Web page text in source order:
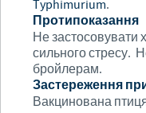
Typhimurium.
Протипоказання
Не застосовувати
сильного стресу.
бройлерам.
Застереження
Вакцинована